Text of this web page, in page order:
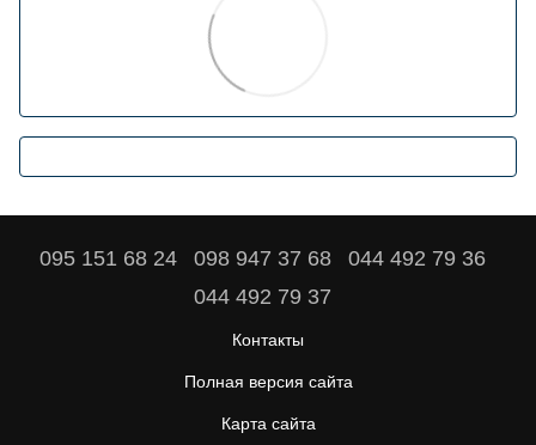
095 151 68 24 098 947 37 68
044 492 79 36
044 492 79 37
Контакты
Полная версия сайта
Карта сайта